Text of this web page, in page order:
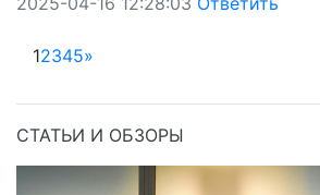
12345»
СТАТЬИ И ОБЗОРЫ